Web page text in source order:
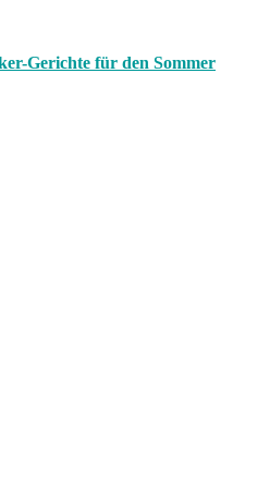
Gerichte für den Sommer